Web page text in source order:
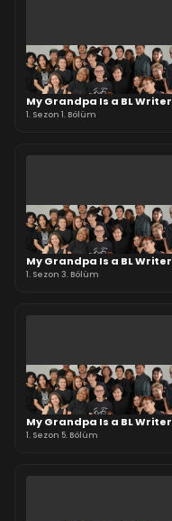
My Grandpa Is a BL Writer
1. Sezon 1. Bölüm
My Grandpa Is a BL Writer
1. Sezon 3. Bölüm
My Grandpa Is a BL Writer
1. Sezon 5. Bölüm